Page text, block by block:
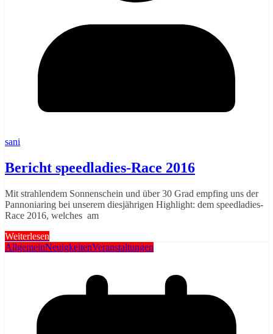
sani
Bericht speedladies-Race 2016
Mit strahlendem Sonnenschein und über 30 Grad empfing uns der
Pannoniaring bei unserem diesjährigen Highlight: dem speedladies-
Race 2016, welches am
Weiterlesen
AllgemeinNeuigkeitenVeranstaltungen